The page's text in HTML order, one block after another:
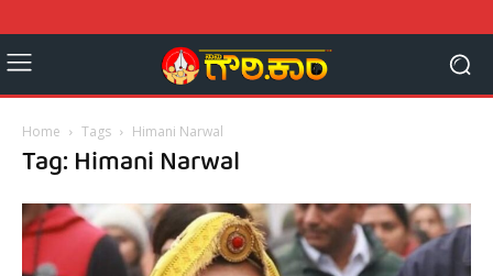
Home Tags Himani Narwal
Tag: Himani Narwal